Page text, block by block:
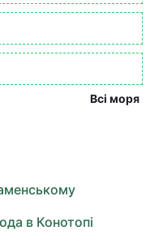
Всі моря
в Конотопі